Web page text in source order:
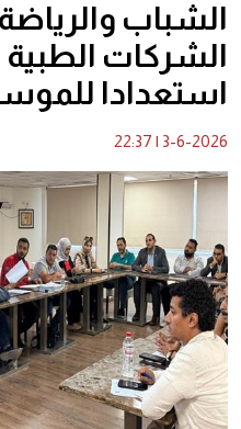
الشباب
الشركات
استعدادا
3-6-2026
|
22:37